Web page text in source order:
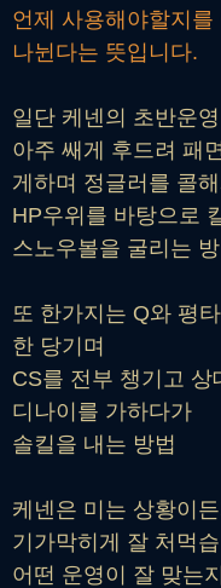
언제 사용해야할지
나뉜다는 뜻입니다.
일단 케넨의 초반운
아주 쌔게 후드려 패
게하며 정글러를 콜해
HP우위를 바탕으로
스노우볼을 굴리는 방
또 한가지는 Q와 평
한 당기며
CS를 전부 챙기고 상
디나이를 가하다가
솔킬을 내는 방법
케넨은 미는 상황이
기가막히게 잘 처먹
어떤 운영이 잘 맞는